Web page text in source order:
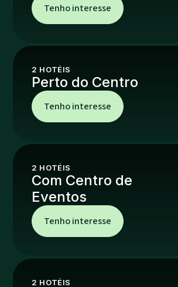
Tenho interesse
2 HOTÉIS
Perto do Centro
Tenho interesse
2 HOTÉIS
Com Centro de
Eventos
Tenho interesse
2 HOTÉIS